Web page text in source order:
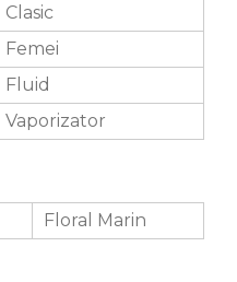
Clasic
Femei
Fluid
Vaporizator
Floral Marin